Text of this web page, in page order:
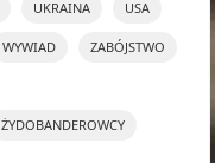
UKRAINA USA
WYWIAD ZABÓJSTWO
ŻYDOBANDEROWCY